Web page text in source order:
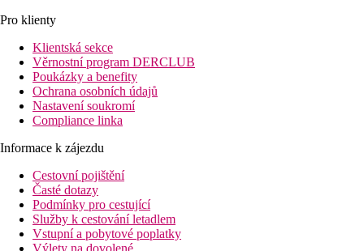
Pro klienty
Klientská sekce
Věrnostní program DERCLUB
Poukázky a benefity
Ochrana osobních údajů
Nastavení soukromí
Compliance linka
Informace k zájezdu
Cestovní pojištění
Časté dotazy
Podmínky pro cestující
Služby k cestování letadlem
Vstupní a pobytové poplatky
Výlety na dovolené